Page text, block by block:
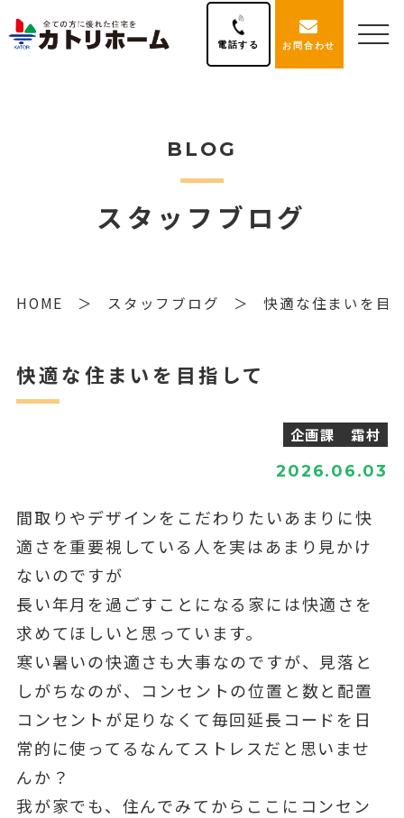
電話する お問合わせ
BLOG
スタッフブログ
HOME スタッフブログ 快適な住まいを目
快適な住まいを目指して
企画課 霜村
2026.06.03
間取りやデザインをこだわりたいあまりに快
適さを重要視している人を実はあまり見かけ
ないのですが
長い年月を過ごすことになる家には快適さを
求めてほしいと思っています。
寒い暑いの快適さも大事なのですが、見落と
しがちなのが、コンセントの位置と数と配置
コンセントが足りなくて毎回延長コードを日
常的に使ってるなんてストレスだと思いませ
んか？
我が家でも、住んでみてからここにコンセン